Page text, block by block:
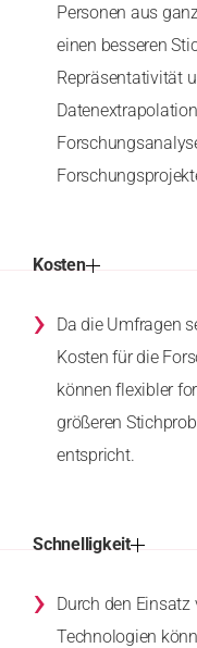
Personen aus
einen besseren
Repräsentativität
Kosten
›
Da die Umfragen
Kosten für die
können flexibler
größeren
entspricht.
Schnelligkeit
›
Durch den
Technologien